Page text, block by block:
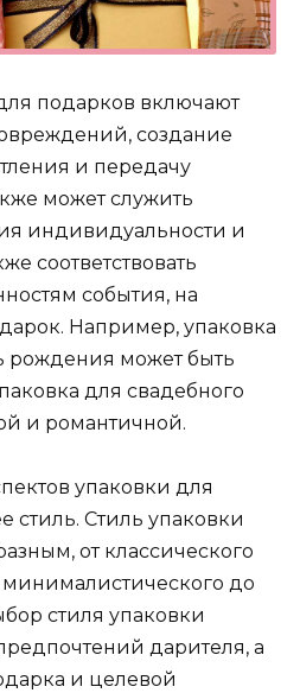
подарков включают
создание
и передачу
может служить
индивидуальности и
соответствовать
события, на
Например, упаковка
рождения может быть
для свадебного
и романтичной.
упаковки для
стиль. Стиль упаковки
от классического
до
стиля упаковки
дарителя, а
и целевой